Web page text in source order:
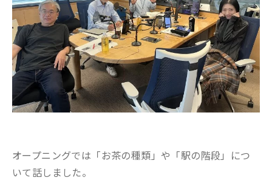
オープニングでは「お茶の種類」や「駅の階段」につ
いて話しました。